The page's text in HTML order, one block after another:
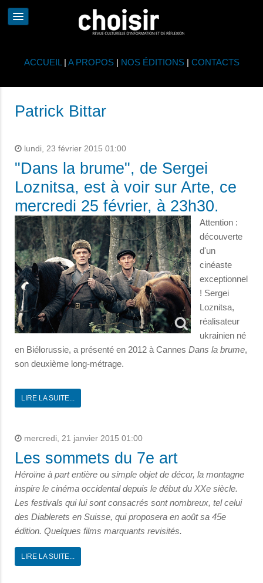
ACCUEIL | A PROPOS| NOS ÉDITIONS| CONTACTS
Patrick Bittar
lundi, 23 février 2015 01:00
"Dans la brume", de Sergei
Loznitsa, est à voir sur Arte, ce
mercredi 25 février, à 23h30.
Attention :
découverte
d'un
cinéaste
exceptionnel
! Sergei
Loznitsa,
réalisateur
ukrainien né
en Biélorussie, a présenté en 2012 à Cannes Dans la brume,
son deuxième long-métrage.
LIRE LA SUITE...
mercredi, 21 janvier 2015 01:00
Les sommets du 7e art
Héroïne à part entière ou simple objet de décor, la montagne
inspire le cinéma occidental depuis le début du XXe siècle.
Les festivals qui lui sont consacrés sont nombreux, tel celui
des Diablerets en Suisse, qui proposera en août sa 45e
édition. Quelques films marquants revisités.
LIRE LA SUITE...